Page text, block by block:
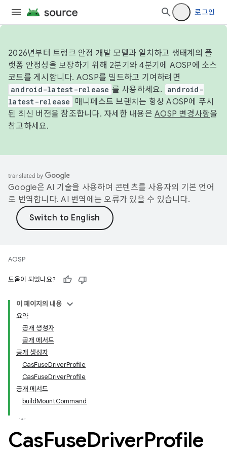
로그인
2026년부터 트렁크 안정 개발 모델과 일치하고 생태계의 플
랫폼 안정성을 보장하기 위해 2분기와 4분기에 AOSP에 소스
코드를 게시합니다. AOSP를 빌드하고 기여하려면
android-latest-release 를 사용하세요.
android-
latest-release
매니페스트 브랜치는 항상 AOSP에 푸시
된 최신 버전을 참조합니다. 자세한 내용은 AOSP 변경사항을
참고하세요.
Google은 AI 기술을 사용하여 콘텐츠를 사용자의 기본 언어
로 번역합니다. AI 번역에는 오류가 있을 수 있습니다.
AOSP
도움이 되었나요?
이 페이지의 내용
요약
공개 생성자
공개 메서드
공개 생성자
CasFuseDriverProfile
CasFuseDriverProfile
공개 메서드
buildMountCommand
CasFuseDriverProfile